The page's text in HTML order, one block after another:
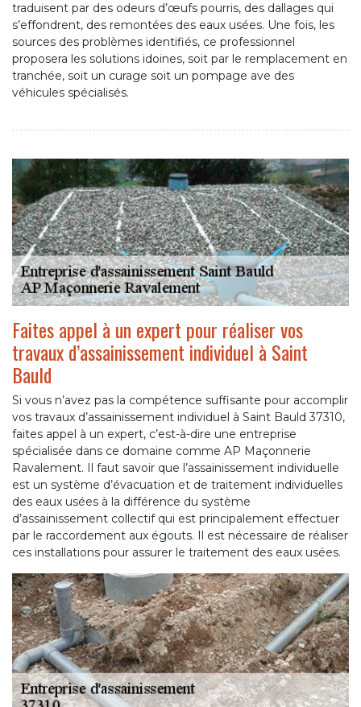
traduisent par des odeurs d’œufs pourris, des dallages qui
s’effondrent, des remontées des eaux usées. Une fois, les
sources des problèmes identifiés, ce professionnel
proposera les solutions idoines, soit par le remplacement en
tranchée, soit un curage soit un pompage ave des
véhicules spécialisés.
Faites appel à un expert pour réaliser vos
travaux d’assainissement individuel à Saint
Bauld
Si vous n’avez pas la compétence suffisante pour accomplir
vos travaux d’assainissement individuel à Saint Bauld 37310,
faites appel à un expert, c’est-à-dire une entreprise
spécialisée dans ce domaine comme AP Maçonnerie
Ravalement. Il faut savoir que l’assainissement individuelle
est un système d’évacuation et de traitement individuelles
des eaux usées à la différence du système
d’assainissement collectif qui est principalement effectuer
par le raccordement aux égouts. Il est nécessaire de réaliser
ces installations pour assurer le traitement des eaux usées.